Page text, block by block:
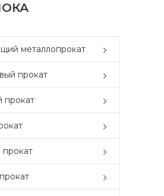
металлопрокат
прокат
прокат
прокат